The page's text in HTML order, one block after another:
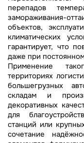
перепадов
замораживания-
объектов,
климатических
гарантирует, что
даже при
Применение
территориях
большегрузных
складам и
декоративных
для
станций или
сочетание